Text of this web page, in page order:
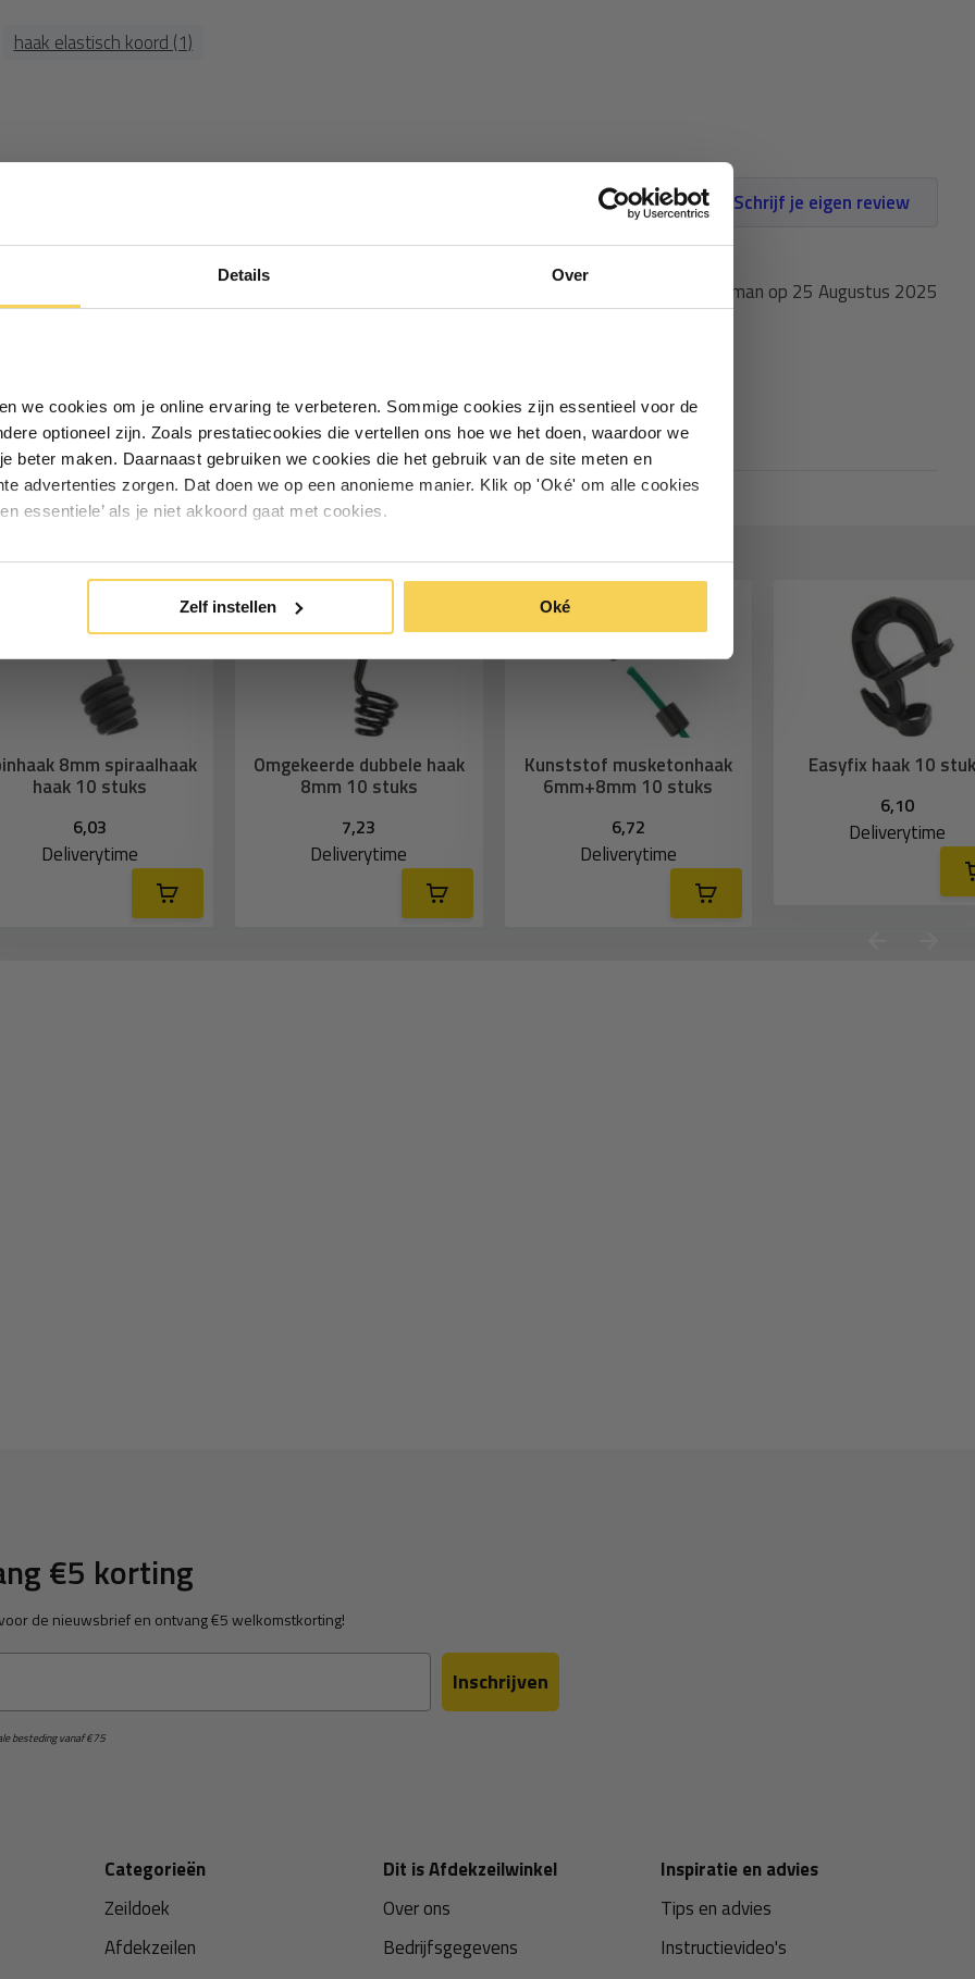
Details Over
we cookies om je online ervaring te verbeteren. Sommige cookies zijn essentieel voor de
optioneel zijn. Zoals prestatiecookies die vertellen ons hoe we het doen, waardoor we
beter maken. Daarnaast gebruiken we cookies die het gebruik van de site meten en
advertenties zorgen. Dat doen we op een anonieme manier. Klik op 'Oké' om alle cookies
essentiele’ als je niet akkoord gaat met cookies.
Zelf instellen Oké
haak elastisch koord (1)
Schrijf je eigen review
tang trek je hem door dan de dop er op en wat uitsteekt knip je af.
anders gaat het niet goed
punttang
Gepost door: Wim peitsman op 25 Augustus 2025
8mm spiraalhaak
haak 10 stuks
6,03
Deliverytime
Omgekeerde dubbele haak
8mm 10 stuks
7,23
Deliverytime
Kunststof musketonhaak
6mm+8mm 10 stuks
6,72
Deliverytime
Easyfix haak 10
6,10
Deliverytime
€5 korting
de nieuwsbrief en ontvang €5 welkomstkorting!
Inschrijven
besteding vanaf €75
Categorieën
Zeildoek
Afdekzeilen
Dit is Afdekzeilwinkel
Over ons
Bedrijfsgegevens
Inspiratie en advies
Tips en advies
Instructievideo's
Ontvang €5,- korting!
ontvang €5,- welkomstkorting!
Particulier Zakelijk
Inschrijven